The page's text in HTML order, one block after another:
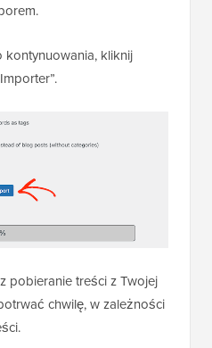
kliknij
pobieranie treści z Twojej
chwilę, w zależności